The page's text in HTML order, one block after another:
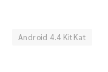
Android 4.4 KitKat